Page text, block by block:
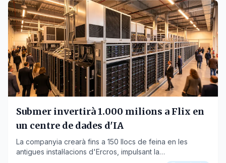
Submer invertirà 1.000 milions a Flix en
un centre de dades d'IA
La companyia crearà fins a 150 llocs de feina en les
antigues instal·lacions d'Ercros, impulsant la